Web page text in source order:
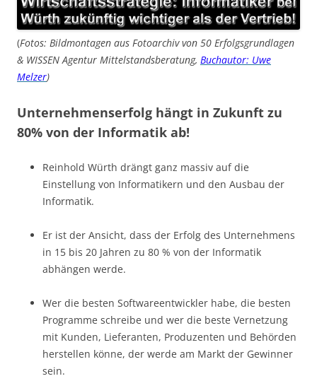
(Fotos: Bildmontagen aus Fotoarchiv von 50 Erfolgsgrundlagen
& WISSEN Agentur Mittelstandsberatung, Buchautor: Uwe
Melzer)
Unternehmenserfolg hängt in Zukunft zu
80% von der Informatik ab!
Reinhold Würth drängt ganz massiv auf die
Einstellung von Informatikern und den Ausbau der
Informatik.
Er ist der Ansicht, dass der Erfolg des Unternehmens
in 15 bis 20 Jahren zu 80 % von der Informatik
abhängen werde.
Wer die besten Softwareentwickler habe, die besten
Programme schreibe und wer die beste Vernetzung
mit Kunden, Lieferanten, Produzenten und Behörden
herstellen könne, der werde am Markt der Gewinner
sein.